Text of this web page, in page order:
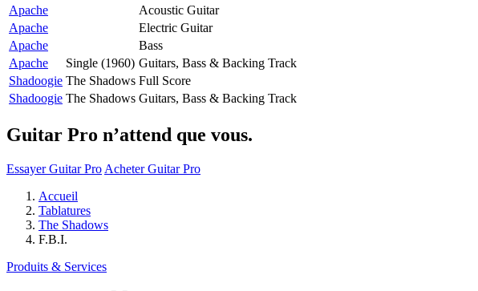
Apache
Acoustic Guitar
Apache
Electric Guitar
Apache
Bass
Apache
Single (1960) Guitars, Bass & Backing Track
Shadoogie The Shadows Full Score
Shadoogie The Shadows Guitars, Bass & Backing Track
Guitar Pro n’attend que vous.
Essayer Guitar Pro Acheter Guitar Pro
Accueil
Tablatures
The Shadows
F.B.I.
Produits & Services